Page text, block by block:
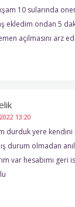
10 sularında
ekledim ondan 5
açılmasını arz
13:20
durduk yere kendini
durum olmadan
var hesabımı geri